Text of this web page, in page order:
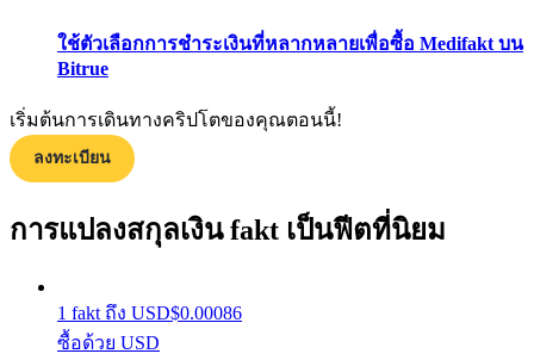
ได้รับ
ใช้ตัวเลือกการชำระเงินที่หลากหลายเพื่อซื้อ Medifakt บน
Bitrue
เริ่มต้นการเดินทางคริปโตของคุณตอนนี้!
ลงทะเบียน
การแปลงสกุลเงิน fakt เป็นฟีตที่นิยม
1 fakt ถึง USD$0.00086
ซื้อด้วย USD